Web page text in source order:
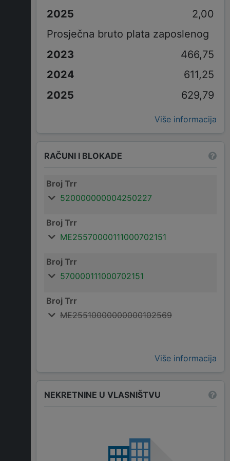
2,00
Prosječna bruto plata zaposlenog
466,75
611,25
629,79
Više informacija
RAČUNI I BLOKADE
Broj Trr
520000000004250227
Broj Trr
ME25570000111000702151
Broj Trr
570000111000702151
Broj Trr
ME25510000000000102569
Više informacija
NEKRETNINE U VLASNIŠTVU